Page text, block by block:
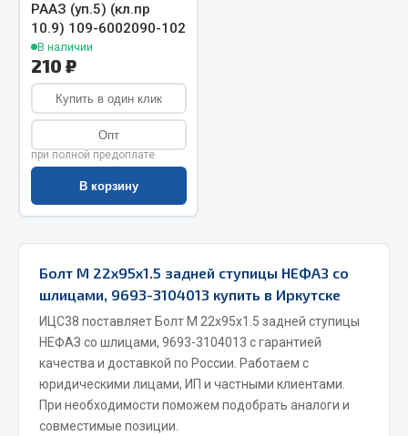
Весь раздел
Запчасти на полуприцепы
Амортизаторы для полуприцепов
Весь раздел
Двигатель
Система питания
Система выпуска газа
Система охлаждения
Сцепление
Коробка передач
Коробка передач ZF
РААЗ (уп.5) (кл.пр
10.9) 109-6002090-102
В наличии
210 ₽
Купить в один клик
Опт
при полной предоплате
В корзину
Болт М 22х95х1.5 задней ступицы НЕФАЗ со
шлицами, 9693-3104013 купить в Иркутске
ИЦС38 поставляет Болт М 22х95х1.5 задней ступицы
НЕФАЗ со шлицами, 9693-3104013 с гарантией
качества и доставкой по России. Работаем с
юридическими лицами, ИП и частными клиентами.
При необходимости поможем подобрать аналоги и
совместимые позиции.